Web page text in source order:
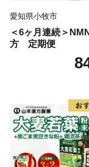
愛知県小牧市
＜6ヶ月連続＞
方 定期便